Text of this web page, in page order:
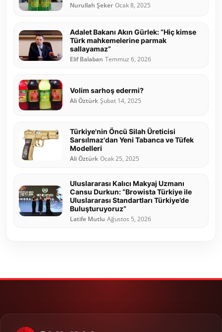
Nurullah Şeker Ocak 8, 2025
Adalet Bakanı Akın Gürlek: “Hiç kimse
Türk mahkemelerine parmak
sallayamaz”
Elif Balaban Temmuz 6, 2026
Volim sarhoş edermi?
Ali Öztürk Şubat 14, 2025
Türkiye'nin Öncü Silah Üreticisi
Sarsılmaz'dan Yeni Tabanca ve Tüfek
Modelleri
Ali Öztürk Ocak 25, 2025
Uluslararası Kalıcı Makyaj Uzmanı
Cansu Durkun: “Browista Türkiye ile
Uluslararası Standartları Türkiye’de
Buluşturuyoruz”
Latife Mutlu Ağustos 5, 2026